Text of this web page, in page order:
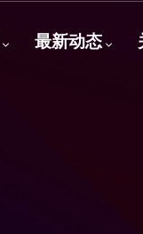
最新动态